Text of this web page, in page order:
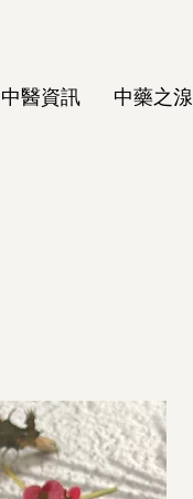
中醫資訊 中藥之湶